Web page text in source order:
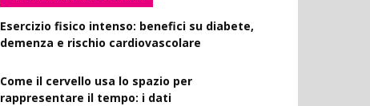
Esercizio fisico intenso: benefici su diabete,
demenza e rischio cardiovascolare
Come il cervello usa lo spazio per
rappresentare il tempo: i dati